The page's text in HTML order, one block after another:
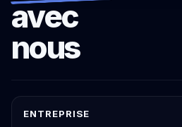
avec
nous
ENTREPRISE